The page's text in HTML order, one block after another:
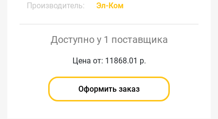
Производитель:
Эл-Ком
Доступно у 1 поставщика
Цена от: 11868.01 р.
Оформить заказ